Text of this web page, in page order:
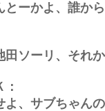
とーかよ、誰か
ソーリ、それ
よ、サブちゃん